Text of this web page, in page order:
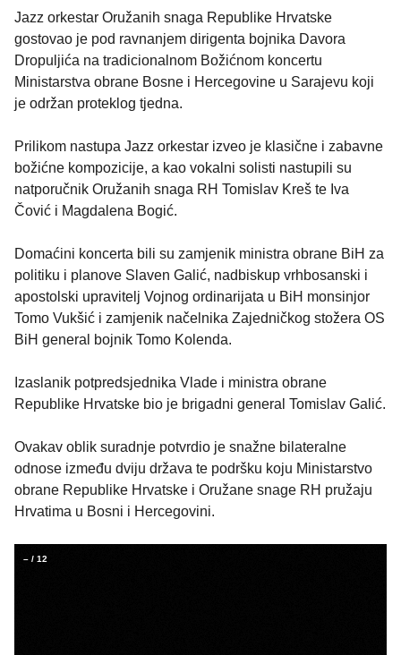
Jazz orkestar Oružanih snaga Republike Hrvatske
gostovao je pod ravnanjem dirigenta bojnika Davora
Dropuljića na tradicionalnom Božićnom koncertu
Ministarstva obrane Bosne i Hercegovine u Sarajevu koji
je održan proteklog tjedna.
Prilikom nastupa Jazz orkestar izveo je klasične i zabavne
božićne kompozicije, a kao vokalni solisti nastupili su
natporučnik Oružanih snaga RH Tomislav Kreš te Iva
Čović i Magdalena Bogić.
Domaćini koncerta bili su zamjenik ministra obrane BiH za
politiku i planove Slaven Galić, nadbiskup vrhbosanski i
apostolski upravitelj Vojnog ordinarijata u BiH monsinjor
Tomo Vukšić i zamjenik načelnika Zajedničkog stožera OS
BiH general bojnik Tomo Kolenda.
Izaslanik potpredsjednika Vlade i ministra obrane
Republike Hrvatske bio je brigadni general Tomislav Galić.
Ovakav oblik suradnje potvrdio je snažne bilateralne
odnose između dviju država te podršku koju Ministarstvo
obrane Republike Hrvatske i Oružane snage RH pružaju
Hrvatima u Bosni i Hercegovini.
– / 12